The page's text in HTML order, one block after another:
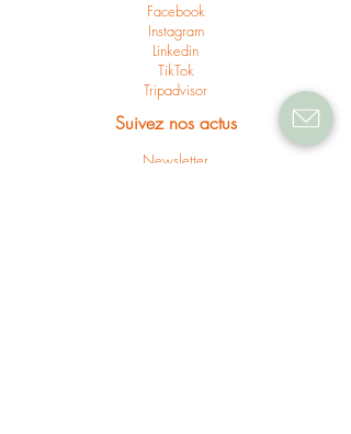
Facebook
Instagram
Linkedin
TikTok
Tripadvisor
Suivez nos actus
Newsletter